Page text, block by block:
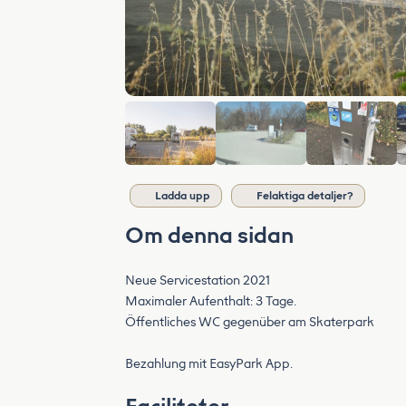
Ladda upp Felaktiga detaljer?
Om denna sidan
Neue Servicestation 2021
Maximaler Aufenthalt: 3 Tage.
Öffentliches WC gegenüber am Skaterpark
Bezahlung mit EasyPark App.